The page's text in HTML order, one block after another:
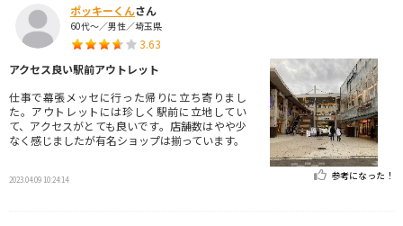
ポッキーくんさん
60代～／男性／埼玉県
3.63
アクセス良い駅前アウトレット
仕事で幕張メッセに行った帰りに立ち寄りまし
た。アウトレットには珍しく駅前に立地してい
て、アクセスがとても良いです。店舗数はやや少
なく感じましたが有名ショップは揃っています。
2023.04.09 10:24:14 参考になった！